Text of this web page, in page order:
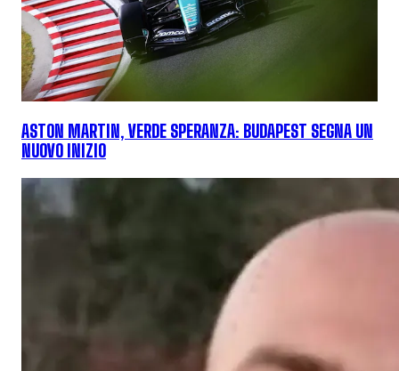
ASTON MARTIN, VERDE SPERANZA: BUDAPEST SEGNA UN
NUOVO INIZIO